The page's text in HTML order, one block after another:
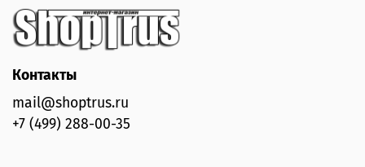
Контакты
mail@shoptrus.ru
+7 (499) 288-00-35